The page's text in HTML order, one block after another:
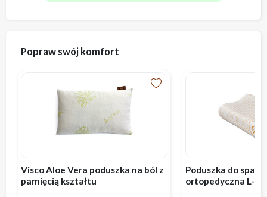
Popraw swój komfort
Visco Aloe Vera poduszka na ból z
pamięcią kształtu
Poduszka do
ortopedyczna L-